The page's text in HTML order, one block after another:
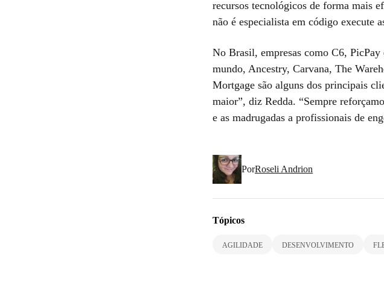
recursos tecnológicos de forma mais
não é especialista em código execute
No Brasil, empresas como C6,
mundo, Ancestry, Carvana, The
Mortgage são alguns dos principais
maior”, diz Redda. “Sempre
e as madrugadas a profissionais de
PorRoseli Andrion
Tópicos
AGILIDADE DESENVOLVIMENTO